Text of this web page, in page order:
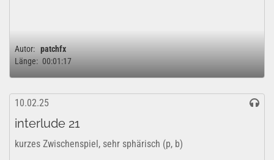
Autor: patchfx
Länge: 00:01:17
10.02.25
interlude 21
kurzes Zwischenspiel, sehr sphärisch (p, b)